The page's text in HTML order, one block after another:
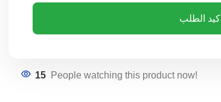
الطلب
15 People watching this product now!